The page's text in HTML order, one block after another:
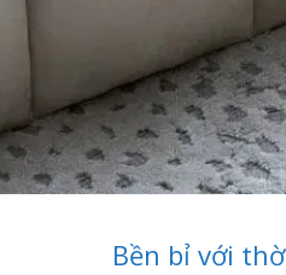
Bền bỉ với